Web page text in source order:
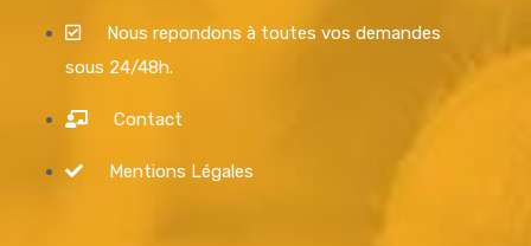
Nous repondons à toutes vos demandes
sous 24/48h.
Contact
Mentions Légales